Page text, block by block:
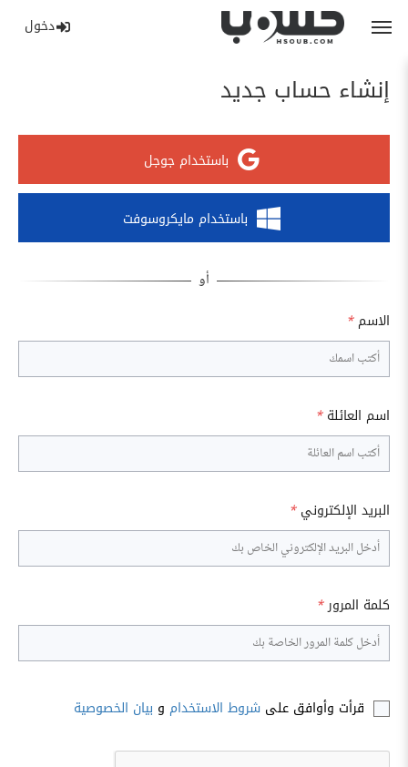
دخول
إنشاء حساب جديد
باستخدام جوجل
باستخدام مايكروسوفت
الاسم *
اسم العائلة *
البريد الإلكتروني *
كلمة المرور*
قرأت وأوافق على شروط الاستخدام و بيان الخصوصية